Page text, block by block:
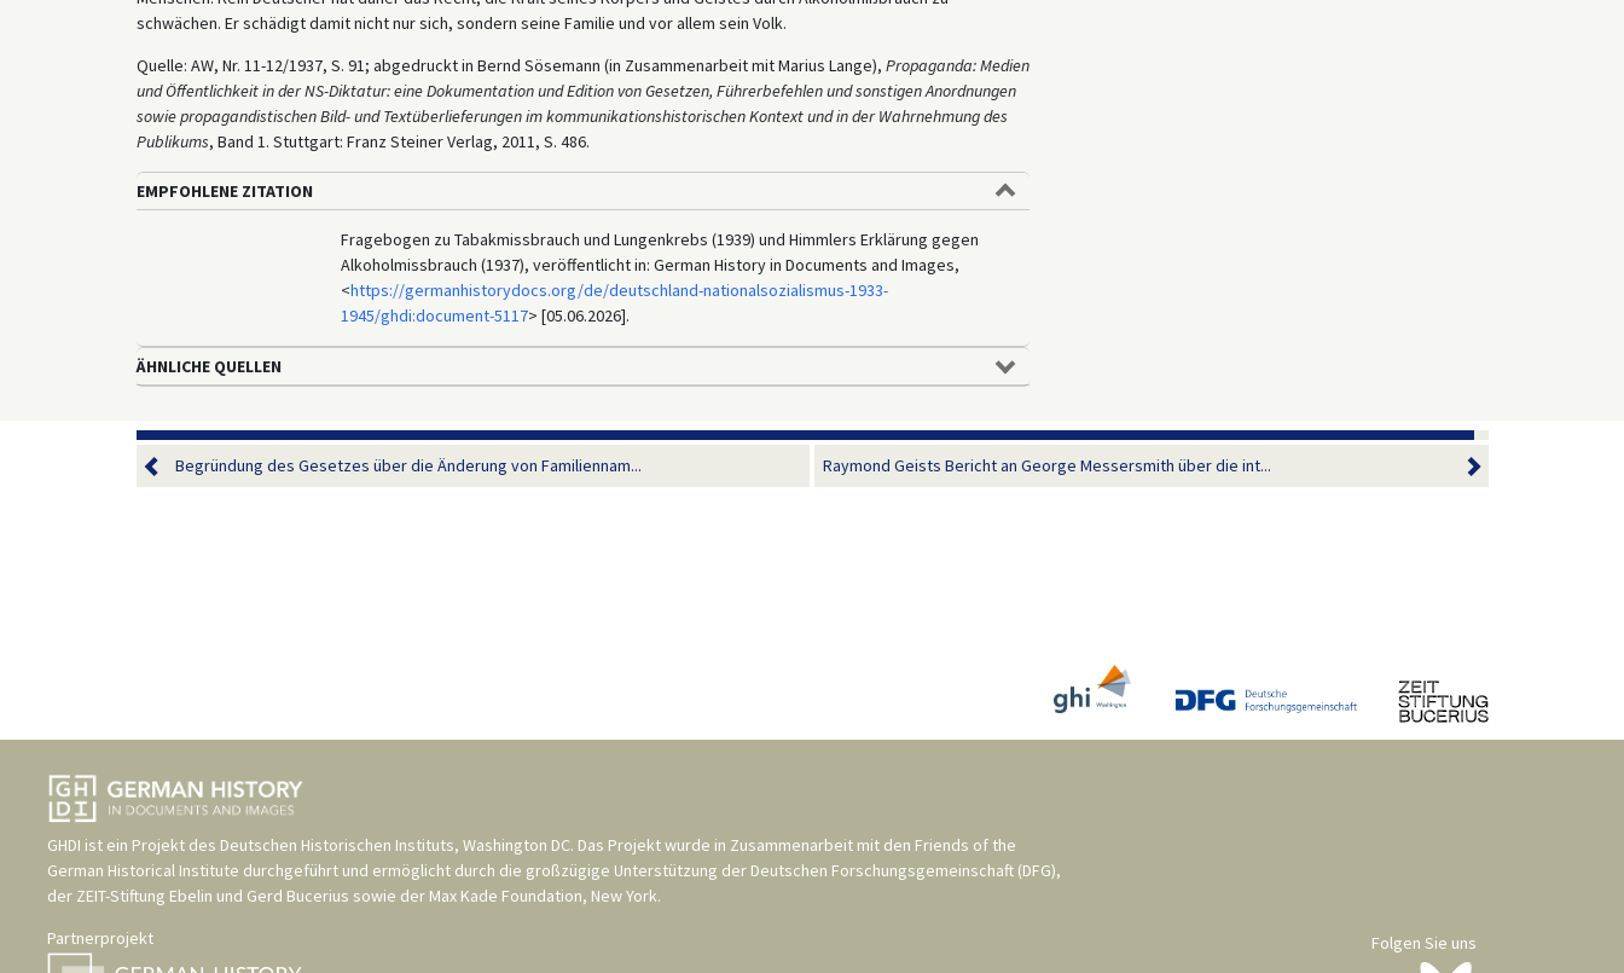
schwächen. Er schädigt damit nicht nur sich, sondern seine Familie und vor allem sein Volk.
Quelle: AW, Nr. 11-12/1937, S. 91; abgedruckt in Bernd Sösemann (in Zusammenarbeit mit Marius Lange), Propaganda: Medien
und Öffentlichkeit in der NS-Diktatur: eine Dokumentation und Edition von Gesetzen, Führerbefehlen und sonstigen Anordnungen
sowie propagandistischen Bild- und Textüberlieferungen im kommunikationshistorischen Kontext und in der Wahrnehmung des
Publikums, Band 1. Stuttgart: Franz Steiner Verlag, 2011, S. 486.
EMPFOHLENE ZITATION
Fragebogen zu Tabakmissbrauch und Lungenkrebs (1939) und Himmlers Erklärung gegen
Alkoholmissbrauch (1937), veröffentlicht in: German History in Documents and Images,
<https://germanhistorydocs.org/de/deutschland-nationalsozialismus-1933-
1945/ghdi:document-5117> [05.06.2026].
ÄHNLICHE QUELLEN
Begründung des Gesetzes über die Änderung von Familiennam... Raymond Geists Bericht an George Messersmith über die int...
GHDI ist ein Projekt des Deutschen Historischen Instituts, Washington DC. Das Projekt wurde in Zusammenarbeit mit den Friends of the
German Historical Institute durchgeführt und ermöglicht durch die großzügige Unterstützung der Deutschen Forschungsgemeinschaft (DFG),
der ZEIT-Stiftung Ebelin und Gerd Bucerius sowie der Max Kade Foundation, New York.
Partnerprojekt
Folgen Sie uns